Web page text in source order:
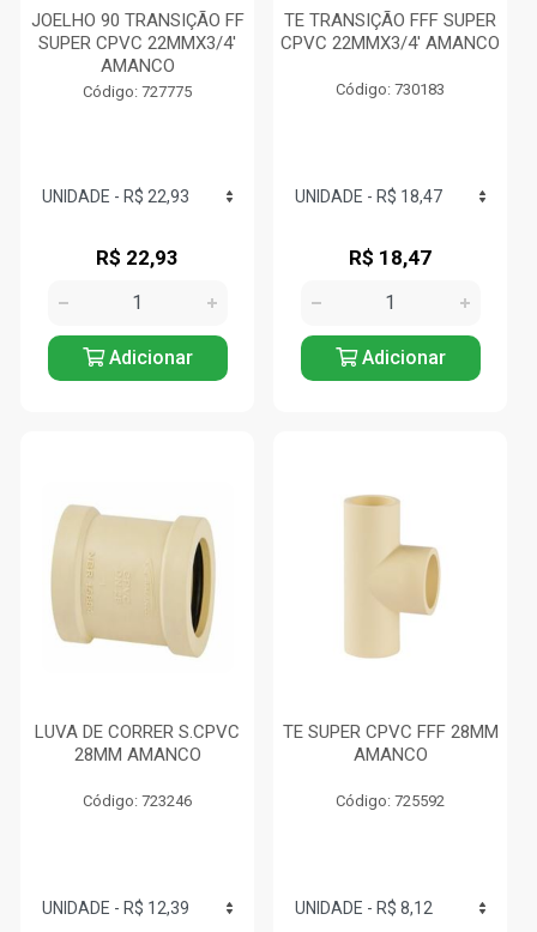
JOELHO 90 TRANSIÇÃO FF
SUPER CPVC 22MMX3/4'
AMANCO
Código: 727775
R$ 22,93
Adicionar
TE TRANSIÇÃO FFF SUPER
CPVC 22MMX3/4' AMANCO
Código: 730183
R$ 18,47
Adicionar
LUVA DE CORRER S.CPVC
28MM AMANCO
Código: 723246
TE SUPER CPVC FFF 28MM
AMANCO
Código: 725592